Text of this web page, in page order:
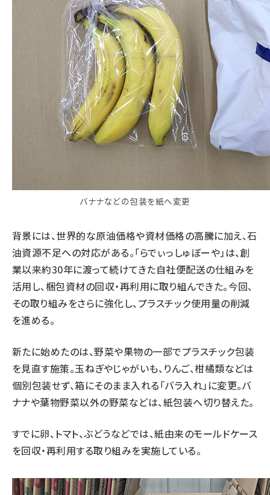
バナナなどの包装を紙へ変更
背景には、世界的な原油価格や資材価格の高騰に加え、石
油資源不足への対応がある。「らでぃっしゅぼーや」は、創
業以来約30年に渡って続けてきた自社便配送の仕組みを
活用し、梱包資材の回収・再利用に取り組んできた。今回、
その取り組みをさらに強化し、プラスチック使用量の削減
を進める。
新たに始めたのは、野菜や果物の一部でプラスチック包装
を見直す施策。玉ねぎやじゃがいも、りんご、柑橘類などは
個別包装せず、箱にそのまま入れる「バラ入れ」に変更。バ
ナナや葉物野菜以外の野菜などは、紙包装へ切り替えた。
すでに卵、トマト、ぶどうなどでは、紙由来のモールドケース
を回収・再利用する取り組みを実施している。